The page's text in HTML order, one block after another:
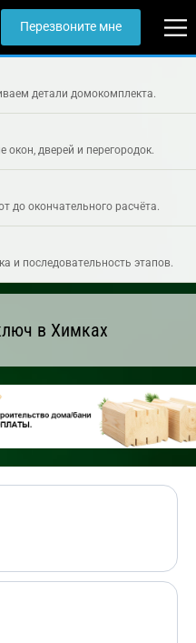
Перезвоните мне
детали домокомплекта.
дверей и перегородок.
до окончательного расчёта.
и последовательность этапов.
в Химках